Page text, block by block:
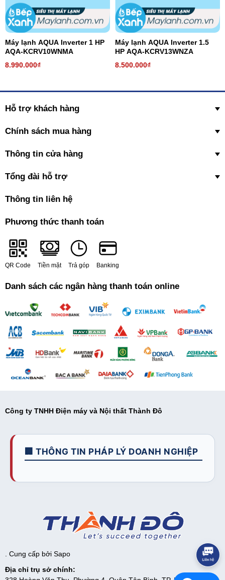
Máy lạnh AQUA Inverter 1 HP
AQA-KCRV10WNMA
8.990.000₫
Máy lạnh AQUA Inverter 1.5
HP AQA-KCRV13WNZA
8.500.000₫
Hỗ trợ khách hàng
Chính sách mua hàng
Thông tin cửa hàng
Tổng đài hỗ trợ
Thông tin liên hệ
Phương thức thanh toán
QR Code Tiền mặt Trả góp Banking
Danh sách các ngân hàng thanh toán online
Công ty TNHH Điện máy và Nội thất Thành Đô
🏢 THÔNG TIN PHÁP LÝ DOANH NGHIỆP
. Cung cấp bởi Sapo
Địa chỉ trụ sở chính: